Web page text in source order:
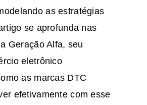
as estratégias
se aprofunda nas
Geração Alfa, seu
eletrônico
as marcas DTC
efetivamente com esse